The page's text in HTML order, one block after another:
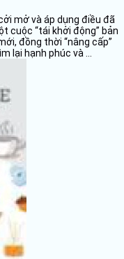
mở và áp dụng điều đã
cuộc “tái khởi động” bản
đồng thời “nâng cấp”
lại hạnh phúc và ...